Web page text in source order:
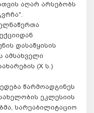
აღარ არსებობს
დასაწყისის
ამსახველი
(X ს.)
წარმოადგინეს
ეკლესიის
სარეაბილიტაციო